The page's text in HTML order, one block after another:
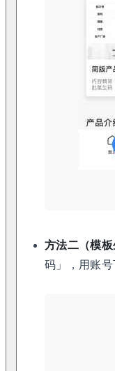
方法二（模板
码」，用账号